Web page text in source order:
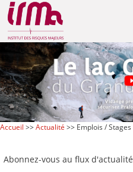
Accueil >>Actualité >> Emplois / Stages
Abonnez-vous au flux d'actualité